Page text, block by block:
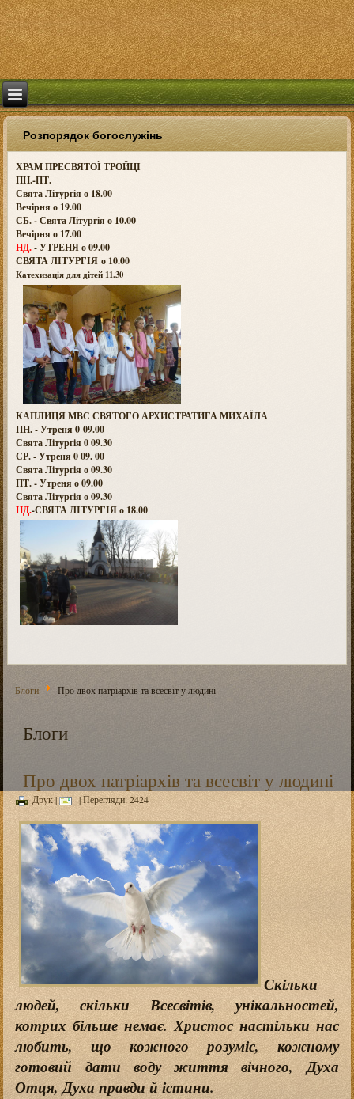
Розпорядок богослужінь
ХРАМ ПРЕСВЯТОЇ ТРОЙЦІ
ПН.-ПТ.
Свята Літургія о 18.00
Вечірня о 19.00
СБ. - Свята Літургія о 10.00
Вечірня о 17.00
НД.- УТРЕНЯ о 09.00
СВЯТА ЛІТУРГІЯ о 10.00
Катехизація для дітей 11.30
КАПЛИЦЯ МВС СВЯТОГО АРХИСТРАТИГА МИХАЇЛА
ПН. - Утреня 0 09.00
Свята Літургія 0 09.30
СР. - Утреня 0 09. 00
Свята Літургія о 09.30
ПТ. - Утреня о 09.00
Свята Літургія о 09.30
НД.-СВЯТА ЛІТУРГІЯ о 18.00
Блоги Про двох патріархів та всесвіт у людині
Блоги
Про двох патріархів та всесвіт у людині
Друк| | Перегляди: 2424
Скільки
людей, скільки Всесвітів, унікальностей,
котрих більше немає. Христос настільки нас
любить, що кожного розуміє, кожному
готовий дати воду життя вічного, Духа
Отця, Духа правди й істини.